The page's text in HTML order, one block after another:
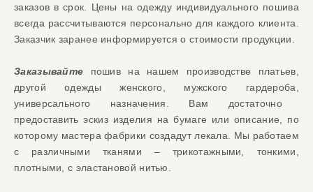
заказов в срок. Цены на одежду индивидуального пошива
всегда рассчитываются персонально для каждого клиента.
Заказчик заранее информируется о стоимости продукции.
Заказывайте пошив на нашем производстве платьев,
другой одежды женского, мужского гардероба
универсального назначения
Вам достаточно
предоставить эскиз изделия на бумаге или описание, по
которому мастера фабрики создадут лекала. Мы работаем
с различными тканями – трикотажными, тонкими
плотными, с эластановой нитью.